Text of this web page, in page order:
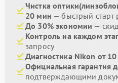
Чистка
20 мин — быстрый старт
До 30% экономии —
Контроль на каждом
запросу
Диагностика Nikon от
Официальная гарантия
подтверждающими